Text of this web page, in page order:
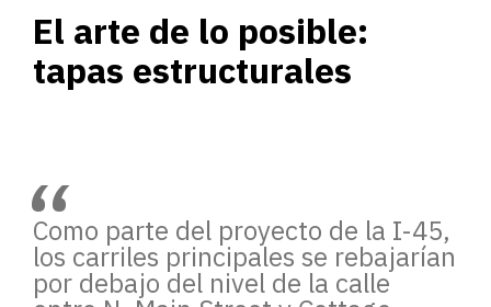
El arte de lo posible:
tapas estructurales
“
Como parte del proyecto de la I-45,
los carriles principales se rebajarían
por debajo del nivel de la calle